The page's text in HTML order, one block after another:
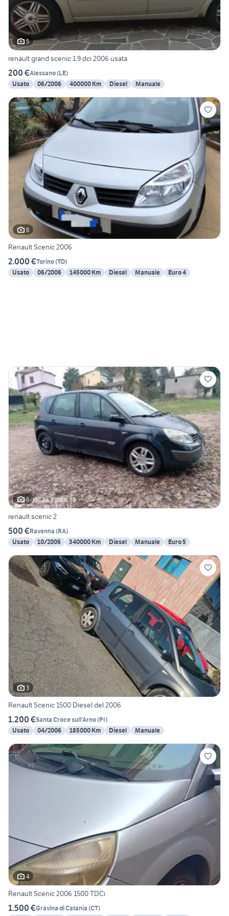
5
renault grand scenic 1.9 dci 2006 usata
200 €Alessano(LE)
Usato
06/2006 400000 Km Diesel Manuale
6
Renault Scenic 2006
2.000 €Torino(TO)
Usato
06/2006 145000 Km Diesel Manuale Euro 4
6
renault scenic 2
500 €Ravenna (RA)
Usato
10/2006 340000 Km Diesel Manuale Euro 5
3
Renault Scenic 1500 Diesel del 2006
1.200 €Santa Croce sull'Arno(PI)
Usato
04/2006 185000 Km Diesel Manuale
4
Renault Scenic 2006 1500 TDCi
1.500 €Gravina di Catania (CT)